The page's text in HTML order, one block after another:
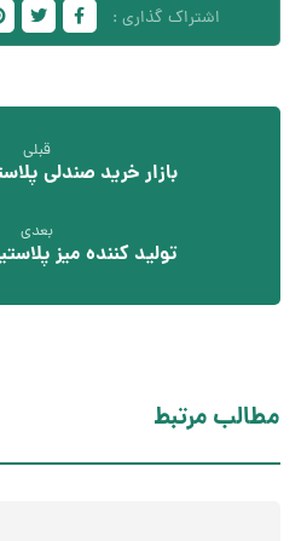
قبلی
بازار خرید صندلی
بعدی
تولید کننده میز
مطالب مرتبط